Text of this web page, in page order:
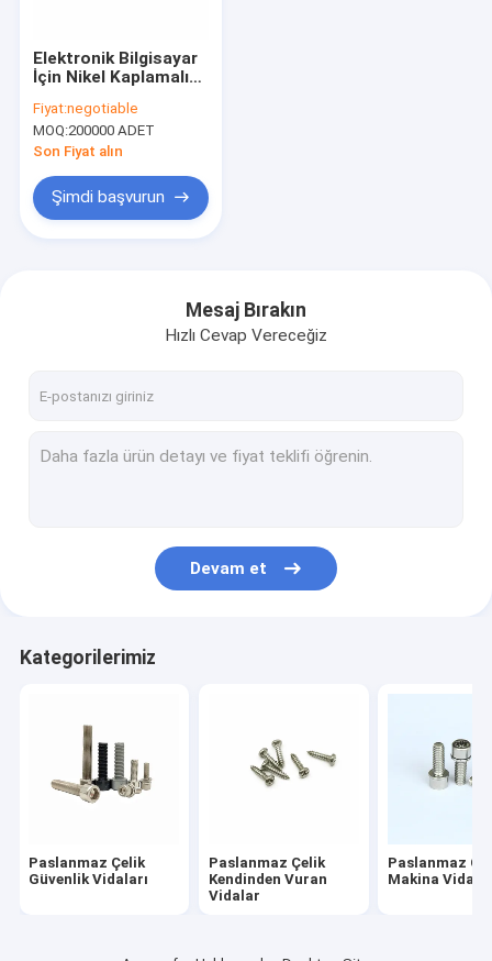
Haberler
Durumlar
Paslanmaz Çelik Güvenlik Vidaları
Elektrik Sayacı Vidaları
Soğuk Başlı Bağlantı Elemanı
Ekstra Uzun Makina Vidaları
Standart Olmayan Bağlantı Elemanı
Elektronik Bilgisayar
İçin Nikel Kaplamalı
Çelik Ayırıcı Vidalar
Fiyat:negotiable
MOQ:200000 ADET
Son Fiyat alın
Şimdi başvurun
Mesaj Bırakın
Hızlı Cevap Vereceğiz
Devam et
Kategorilerimiz
Paslanmaz Çelik
Güvenlik Vidaları
Paslanmaz Çelik
Kendinden Vuran
Vidalar
Paslanmaz
Makina